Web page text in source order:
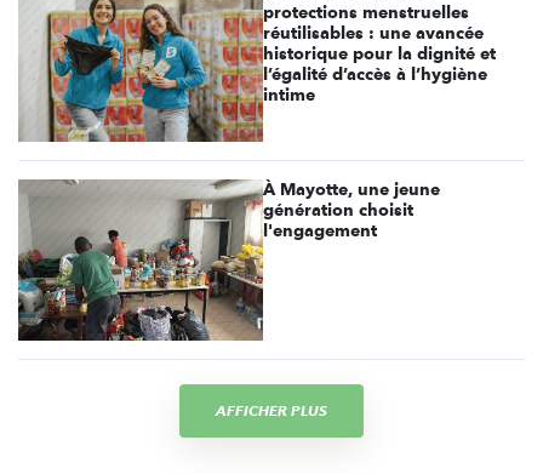
protections menstruelles
réutilisables : une avancée
historique pour la dignité et
l’égalité d’accès à l’hygiène
intime
À Mayotte, une jeune
génération choisit
l'engagement
AFFICHER PLUS